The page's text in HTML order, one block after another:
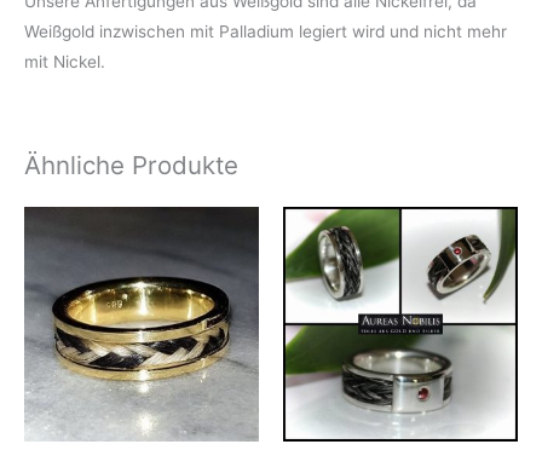
Weißgold inzwischen mit Palladium legiert wird und nicht mehr
mit Nickel.
Ähnliche Produkte